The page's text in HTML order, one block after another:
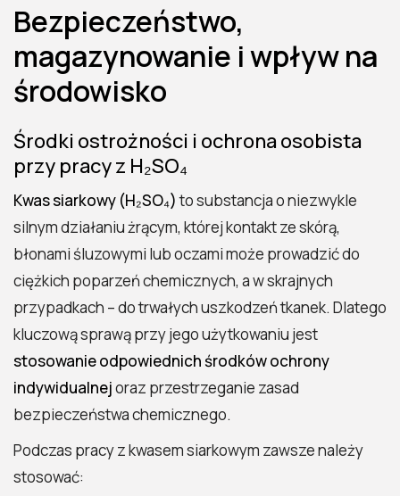
Bezpieczeństwo,
magazynowanie i wpływ na
środowisko
Środki ostrożności i ochrona osobista
przy pracy z H₂SO₄
Kwas siarkowy (H₂SO₄)to substancja o niezwykle
silnym działaniu żrącym, której kontakt ze skórą,
błonami śluzowymi lub oczami może prowadzić do
ciężkich poparzeń chemicznych, a w skrajnych
przypadkach – do trwałych uszkodzeń tkanek. Dlatego
kluczową sprawą przy jego użytkowaniu jest
stosowanie odpowiednich środków ochrony
indywidualnejoraz przestrzeganie zasad
bezpieczeństwa chemicznego.
Podczas pracy z kwasem siarkowym zawsze należy
stosować: